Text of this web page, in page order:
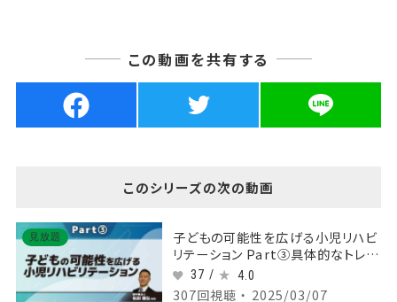
この動画を共有する
このシリーズの次の動画
見放題
子どもの可能性を広げる小児リハビ
リテーション Part③具体的なトレー
ニング方法
37 / 4.0
307回視聴 ・ 2025/03/07